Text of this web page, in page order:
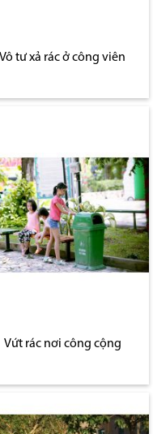
Vô tư xả rác ở công viên
Vứt rác nơi công cộng